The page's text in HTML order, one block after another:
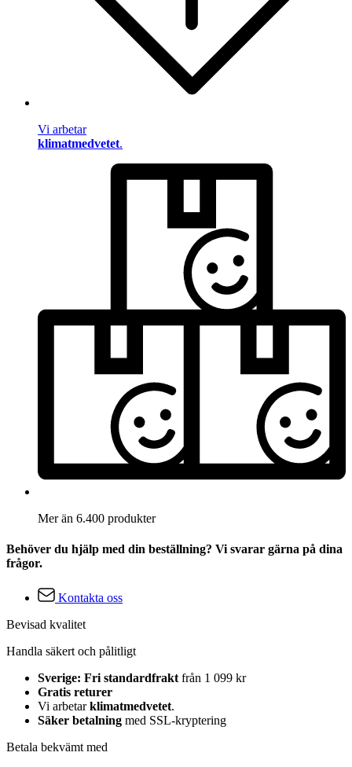
Vi arbetar
klimatmedvetet.
Mer än 6.400 produkter
Behöver du hjälp med din beställning? Vi svarar gärna på dina
frågor.
Kontakta oss
Bevisad kvalitet
Handla säkert och pålitligt
Sverige: Fri standardfrakt från 1 099 kr
Gratis returer
Vi arbetarklimatmedvetet.
Säker betalning med SSL-kryptering
Betala bekvämt med